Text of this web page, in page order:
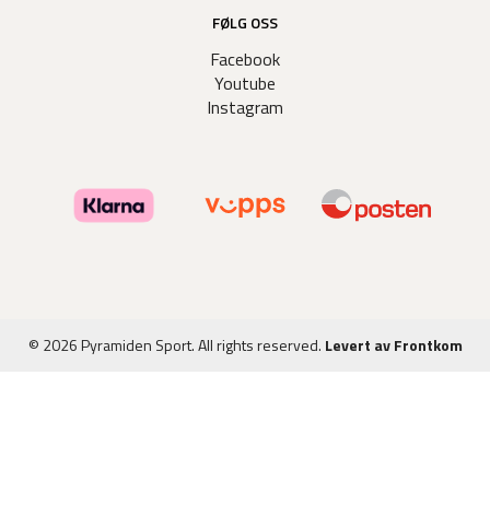
FØLG OSS
Facebook
Youtube
Instagram
© 2026 Pyramiden Sport. All rights reserved. Levert av Frontkom